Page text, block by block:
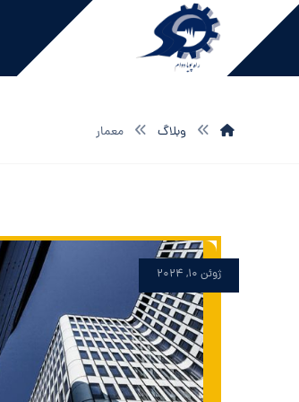
وبلاگ معمار
ژوئن ۱۰, ۲۰۲۴